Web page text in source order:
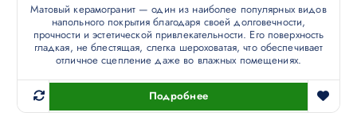
Матовый керамогранит — один из наиболее популярных видов
напольного покрытия благодаря своей долговечности,
прочности и эстетической привлекательности. Его поверхность
гладкая, не блестящая, слегка шероховатая, что обеспечивает
отличное сцепление даже во влажных помещениях.
Подробнее